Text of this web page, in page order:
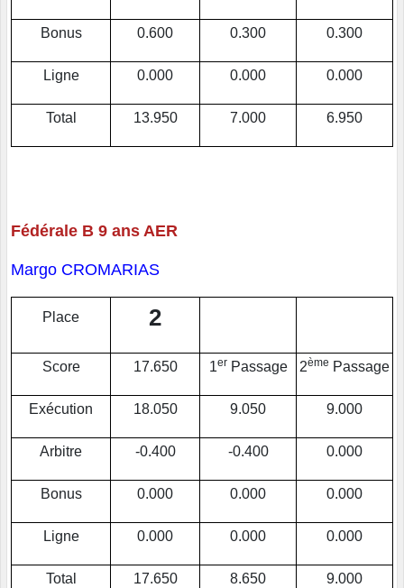
Bonus 0.600 0.300 0.300
Ligne 0.000 0.000 0.000
Total 13.950 7.000 6.950
Fédérale B 9 ans AER
Margo CROMARIAS
Place 2
Score 17.650 1er Passage 2ème Passage
Exécution 18.050 9.050 9.000
Arbitre -0.400 -0.400 0.000
Bonus 0.000 0.000 0.000
Ligne 0.000 0.000 0.000
Total 17.650 8.650 9.000